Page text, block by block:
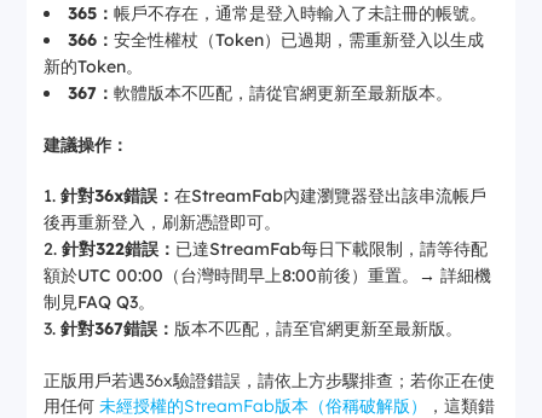
365：帳戶不存在，通常是登入時輸入了未註冊的帳號。
366：安全性權杖（Token）已過期，需重新登入以生成
新的Token。
367：軟體版本不匹配，請從官網更新至最新版本。
建議操作：
針對36x錯誤：在StreamFab內建瀏覽器登出該串流帳戶
後再重新登入，刷新憑證即可。
針對322錯誤： 已達StreamFab每日下載限制，請等待配
額於UTC 00:00（台灣時間早上8:00前後）重置。→ 詳細機
制見FAQ Q3。
針對367錯誤： 版本不匹配，請至官網更新至最新版。
正版用戶若遇36x驗證錯誤，請依上方步驟排查；若你正在使
用任何未經授權的StreamFab版本（俗稱破解版）
，這類錯